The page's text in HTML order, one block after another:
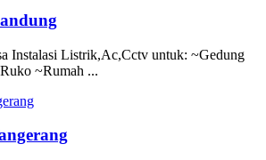
Instalasi Listrik,Ac,Cctv untuk: ~Gedung
~Rumah ...